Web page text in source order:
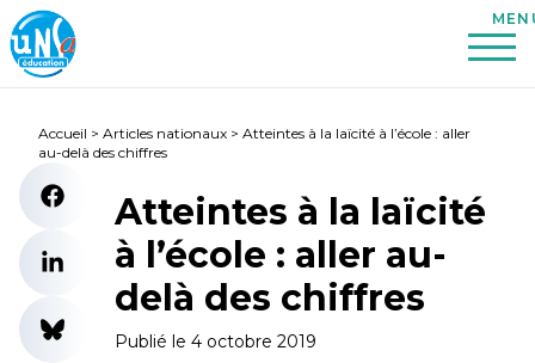
Accueil > Articles nationaux > Atteintes à la laïcité à l’école : aller
au-delà des chiffres
Atteintes à la laïcité
à l’école : aller au-
delà des chiffres
Publié le 4 octobre 2019